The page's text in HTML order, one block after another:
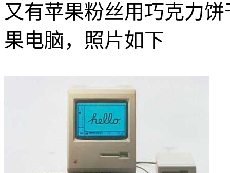
又有苹果粉丝用巧克力
果电脑，照片如下